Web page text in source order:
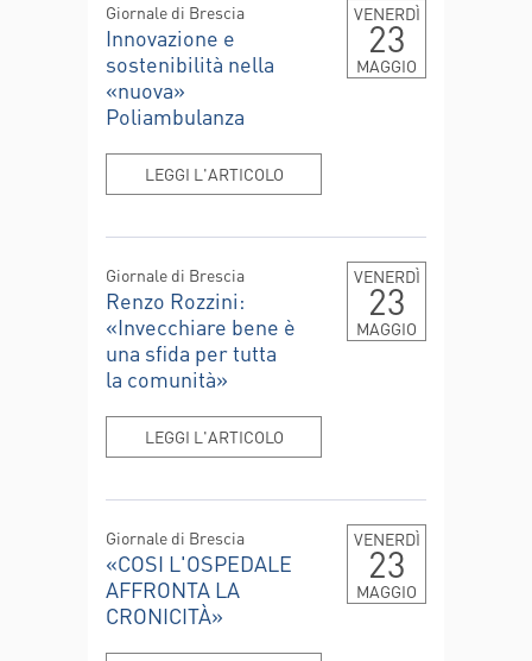
Giornale di Brescia
Innovazione e
sostenibilità nella
«nuova»
Poliambulanza
LEGGI L'ARTICOLO
VENERDÌ
23
MAGGIO
Giornale di Brescia
Renzo Rozzini:
«Invecchiare bene è
una sfida per tutta
la comunità»
LEGGI L'ARTICOLO
VENERDÌ
23
MAGGIO
Giornale di Brescia
«COSI L'OSPEDALE
AFFRONTA LA
CRONICITÀ»
VENERDÌ
23
MAGGIO